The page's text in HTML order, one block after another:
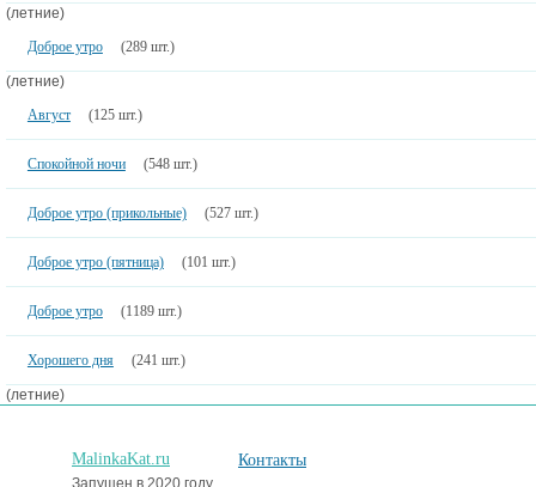
(летние)
Доброе утро
(289 шт.)
(летние)
Август
(125 шт.)
Спокойной ночи (548 шт.)
Доброе утро (прикольные) (527 шт.)
Доброе утро (пятница) (101 шт.)
Доброе утро (1189 шт.)
Хорошего дня (241 шт.)
(летние)
MalinkaKat.ru Контакты